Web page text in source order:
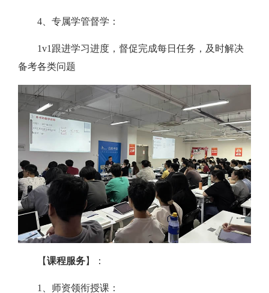
4、专属学管督学：
1v1跟进学习进度，督促完成每日任务，及时解决
备考各类问题
【课程服务】：
1、师资领衔授课：